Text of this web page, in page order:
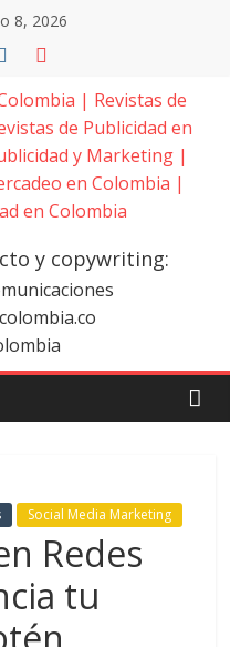
8, 2026
y copywriting:
Social Media Marketing
Redes
tu